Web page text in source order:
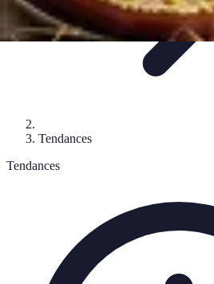
Tendances
Tendances